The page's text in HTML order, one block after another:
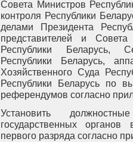
Совета Министров
контроля Республики
делами Президента
представителей и
Республики Беларусь,
Республики Беларусь,
Хозяйственного Суда
Республики Беларусь по
референдумов согласно
Установить
государственных
первого разряда согласно